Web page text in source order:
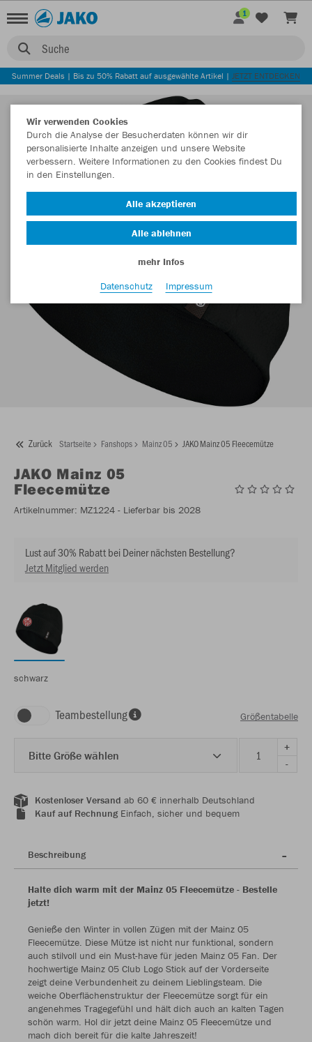
Suche
1
Summer Deals | Bis zu 50% Rabatt auf ausgewählte Artikel | JETZT ENTDECKEN
Zurück Startseite Fanshops Mainz 05 JAKO Mainz 05 Fleecemütze
JAKO Mainz 05
Fleecemütze
Artikelnummer: MZ1224 - Lieferbar bis 2028
Lust auf 30% Rabatt bei Deiner nächsten Bestellung?
Jetzt Mitglied werden
schwarz
Teambestellung Größentabelle
Bitte Größe wählen
+
-
Kostenloser Versand ab 60 € innerhalb Deutschland
Kauf auf RechnungEinfach, sicher und bequem
Beschreibung
Halte dich warm mit der Mainz 05 Fleecemütze - Bestelle
jetzt!
Genieße den Winter in vollen Zügen mit der Mainz 05
Fleecemütze. Diese Mütze ist nicht nur funktional, sondern
auch stilvoll und ein Must-have für jeden Mainz 05 Fan. Der
hochwertige Mainz 05 Club Logo Stick auf der Vorderseite
zeigt deine Verbundenheit zu deinem Lieblingsteam. Die
weiche Oberflächenstruktur der Fleecemütze sorgt für ein
angenehmes Tragegefühl und hält dich auch an kalten Tagen
schön warm. Hol dir jetzt deine Mainz 05 Fleecemütze und
mach dich bereit für die kalte Jahreszeit!
Wir verwenden Cookies
Durch die Analyse der Besucherdaten können wir dir
personalisierte Inhalte anzeigen und unsere Website
verbessern. Weitere Informationen zu den Cookies findest Du
in den Einstellungen.
Alle akzeptieren
Alle ablehnen
mehr Infos
Datenschutz
Impressum